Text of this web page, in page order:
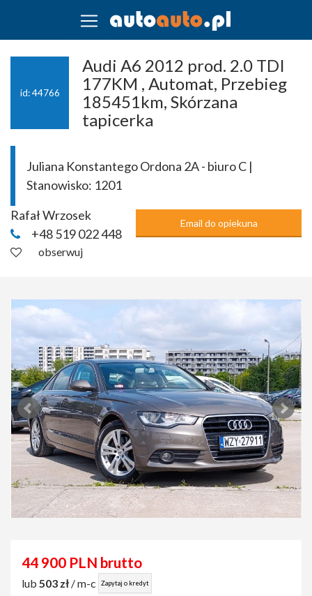
id: 44766
Audi A6 2012 prod. 2.0 TDI
177KM , Automat, Przebieg
185451km, Skórzana
tapicerka
Juliana Konstantego Ordona 2A - biuro C |
Stanowisko: 1201
Rafał Wrzosek
+48 519 022 448
Email do opiekuna
obserwuj
44 900 PLN brutto
lub 503 zł / m-c Zapytaj o kredyt